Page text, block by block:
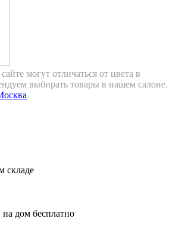
могут отличаться от цвета в
выбирать товары в нашем салоне.
складе
дом бесплатно